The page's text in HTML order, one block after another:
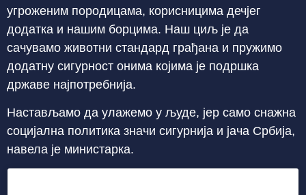
угроженим породицама, корисницима дечјег
додатка и нашим борцима. Наш циљ је да
сачувамо животни стандард грађана и пружимо
додатну сигурност онима којима је подршка
државе најпотребнија.
Настављамо да улажемо у људе, јер само снажна
социјална политика значи сигурнија и јача Србија,
навела је министарка.